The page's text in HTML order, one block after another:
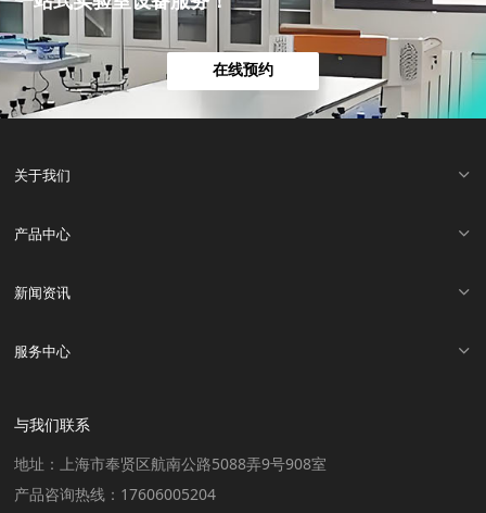
在线预约
关于我们
产品中心
新闻资讯
服务中心
与我们联系
地址：上海市奉贤区航南公路5088弄9号908室
产品咨询热线：17606005204